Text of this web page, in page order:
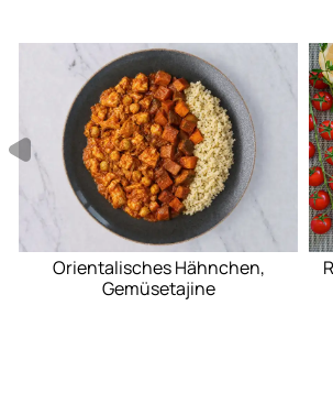
Orientalisches Hähnchen,
Gemüsetajine